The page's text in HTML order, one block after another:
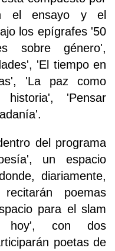
el ensayo y el
los epígrafes '50
sobre género',
'El tiempo en
'La paz como
'Pensar
del programa
un espacio
diariamente,
poemas
para el slam
hoy', con dos
poetas de